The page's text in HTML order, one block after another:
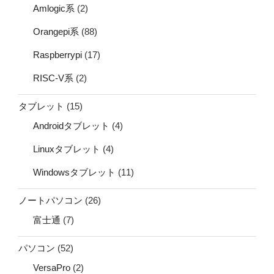
Amlogic系 (2)
Orangepi系 (88)
Raspberrypi (17)
RISC-V系 (2)
タブレット (15)
Androidタブレット (4)
Linuxタブレット (4)
Windowsタブレット (11)
ノートパソコン (26)
富士通 (7)
パソコン (52)
VersaPro (2)